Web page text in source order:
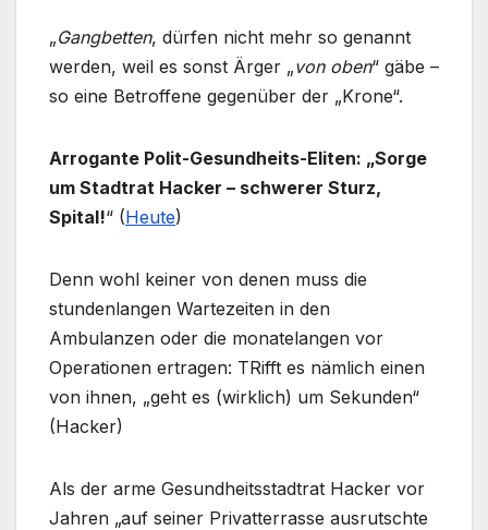
„Gangbetten, dürfen nicht mehr so genannt
werden, weil es sonst Ärger „von oben“ gäbe –
so eine Betroffene gegenüber der „Krone“.
Arrogante Polit-Gesundheits-Eliten: „Sorge
um Stadtrat Hacker – schwerer Sturz,
Spital!“ (Heute)
Denn wohl keiner von denen muss die
stundenlangen Wartezeiten in den
Ambulanzen oder die monatelangen vor
Operationen ertragen: TRifft es nämlich einen
von ihnen, „geht es (wirklich) um Sekunden“
(Hacker)
Als der arme Gesundheitsstadtrat Hacker vor
Jahren „auf seiner Privatterrasse ausrutschte